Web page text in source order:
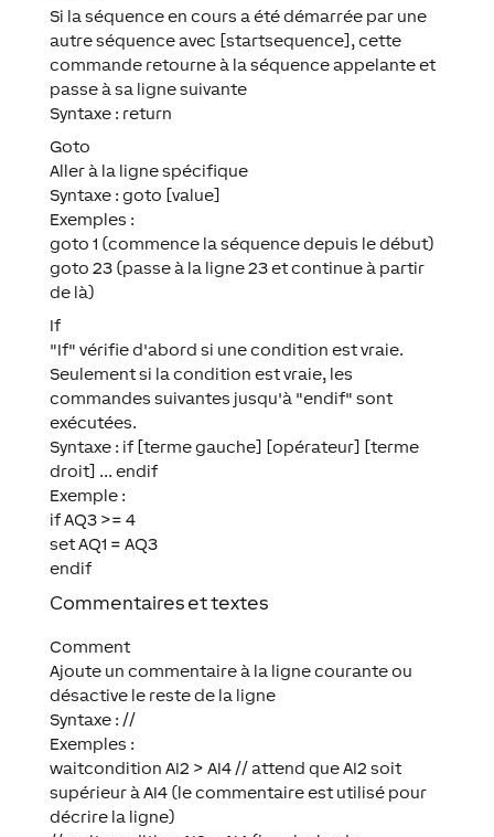
Si la séquence en cours a été démarrée par une
autre séquence avec [startsequence], cette
commande retourne à la séquence appelante et
passe à sa ligne suivante
Syntaxe : return
Goto
Aller à la ligne spécifique
Syntaxe : goto [value]
Exemples :
goto 1 (commence la séquence depuis le début)
goto 23 (passe à la ligne 23 et continue à partir
de là)
If
"If" vérifie d'abord si une condition est vraie.
Seulement si la condition est vraie, les
commandes suivantes jusqu'à "endif" sont
exécutées.
Syntaxe : if [terme gauche] [opérateur] [terme
droit] ... endif
Exemple :
if AQ3 >= 4
set AQ1 = AQ3
endif
Commentaires et textes
Comment
Ajoute un commentaire à la ligne courante ou
désactive le reste de la ligne
Syntaxe : //
Exemples :
waitcondition AI2 > AI4 // attend que AI2 soit
supérieur à AI4 (le commentaire est utilisé pour
décrire la ligne)